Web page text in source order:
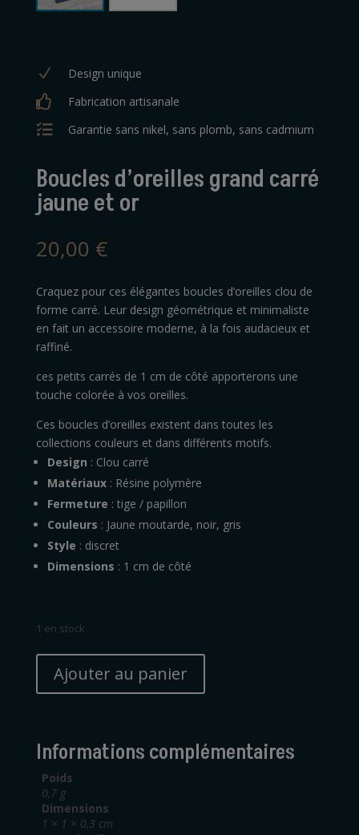
N Design unique
 Fabrication artisanale
 Garantie sans nikel, sans plomb, sans cadmium
Boucles d’oreilles grand carré
jaune et or
20,00 €
Craquez pour ces élégantes boucles d’oreilles clou de
forme carré. Leur design géométrique et minimaliste
en fait un accessoire moderne, à la fois audacieux et
raffiné.
ces petits carrés de 1 cm de côté apporterons une
touche colorée à vos oreilles.
Ces boucles d’oreilles existent dans toutes les
collections couleurs et dans différents motifs.
Design : Clou carré
Matériaux: Résine polymère
Fermeture : tige / papillon
Couleurs : Jaune moutarde, noir, gris
Style : discret
Dimensions : 1 cm de côté
1 en stock
Boucles
jaune
et
or
Ajouter au panier
n
Informations complémentaires
Poids
0,7 g
Dimensions
1 × 1 × 0,3 cm